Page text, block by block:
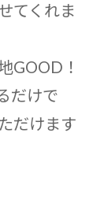
てくれま
GOOD！
だけで
だけます